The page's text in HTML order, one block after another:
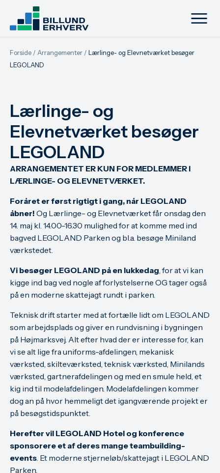
Forside / Arrangementer / Lærlinge- og Elevnetværket besøger
LEGOLAND
Lærlinge- og
Elevnetværket besøger
LEGOLAND
ARRANGEMENTET ER KUN FOR MEDLEMMER I
LÆRLINGE- OG ELEVNETVÆRKET.
Foråret er først rigtigt i gang, når LEGOLAND
åbner! Og Lærlinge- og Elevnetværket får onsdag den
14. maj kl. 14.00-16.30 mulighed for at komme med ind
bagved LEGOLAND Parken og bl.a. besøge Miniland
værkstedet.
Vi besøger LEGOLAND på en lukkedag, for at vi kan
kigge ind bag ved nogle af forlystelserne OG tager også
på en moderne skattejagt rundt i parken.
Teknisk drift starter med at fortælle lidt om LEGOLAND
som arbejdsplads og giver en rundvisning i bygningen
på Højmarksvej. Alt efter hvad der er interesse for, kan
vi se alt lige fra uniforms-afdelingen, mekanisk
værksted, skilteværksted, teknisk værksted, Minilands
værksted, gartnerafdelingen og med en smule held, et
kig ind til modelafdelingen. Modelafdelingen kommer
dog an på hvor hemmeligt det igangværende projekt er
på besøgstidspunktet.
Herefter vil LEGOLAND Hotel og konference
sponsorere et af deres mange teambuilding-
events. Et moderne stjerneløb/skattejagt i LEGOLAND
Parken.